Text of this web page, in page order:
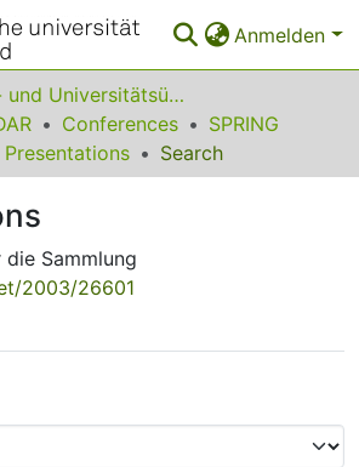
Anmelden
Fach- und Universitätsübergreifendes
Conferences
SPRING
Presentations Search
Sammlung
2003/26601